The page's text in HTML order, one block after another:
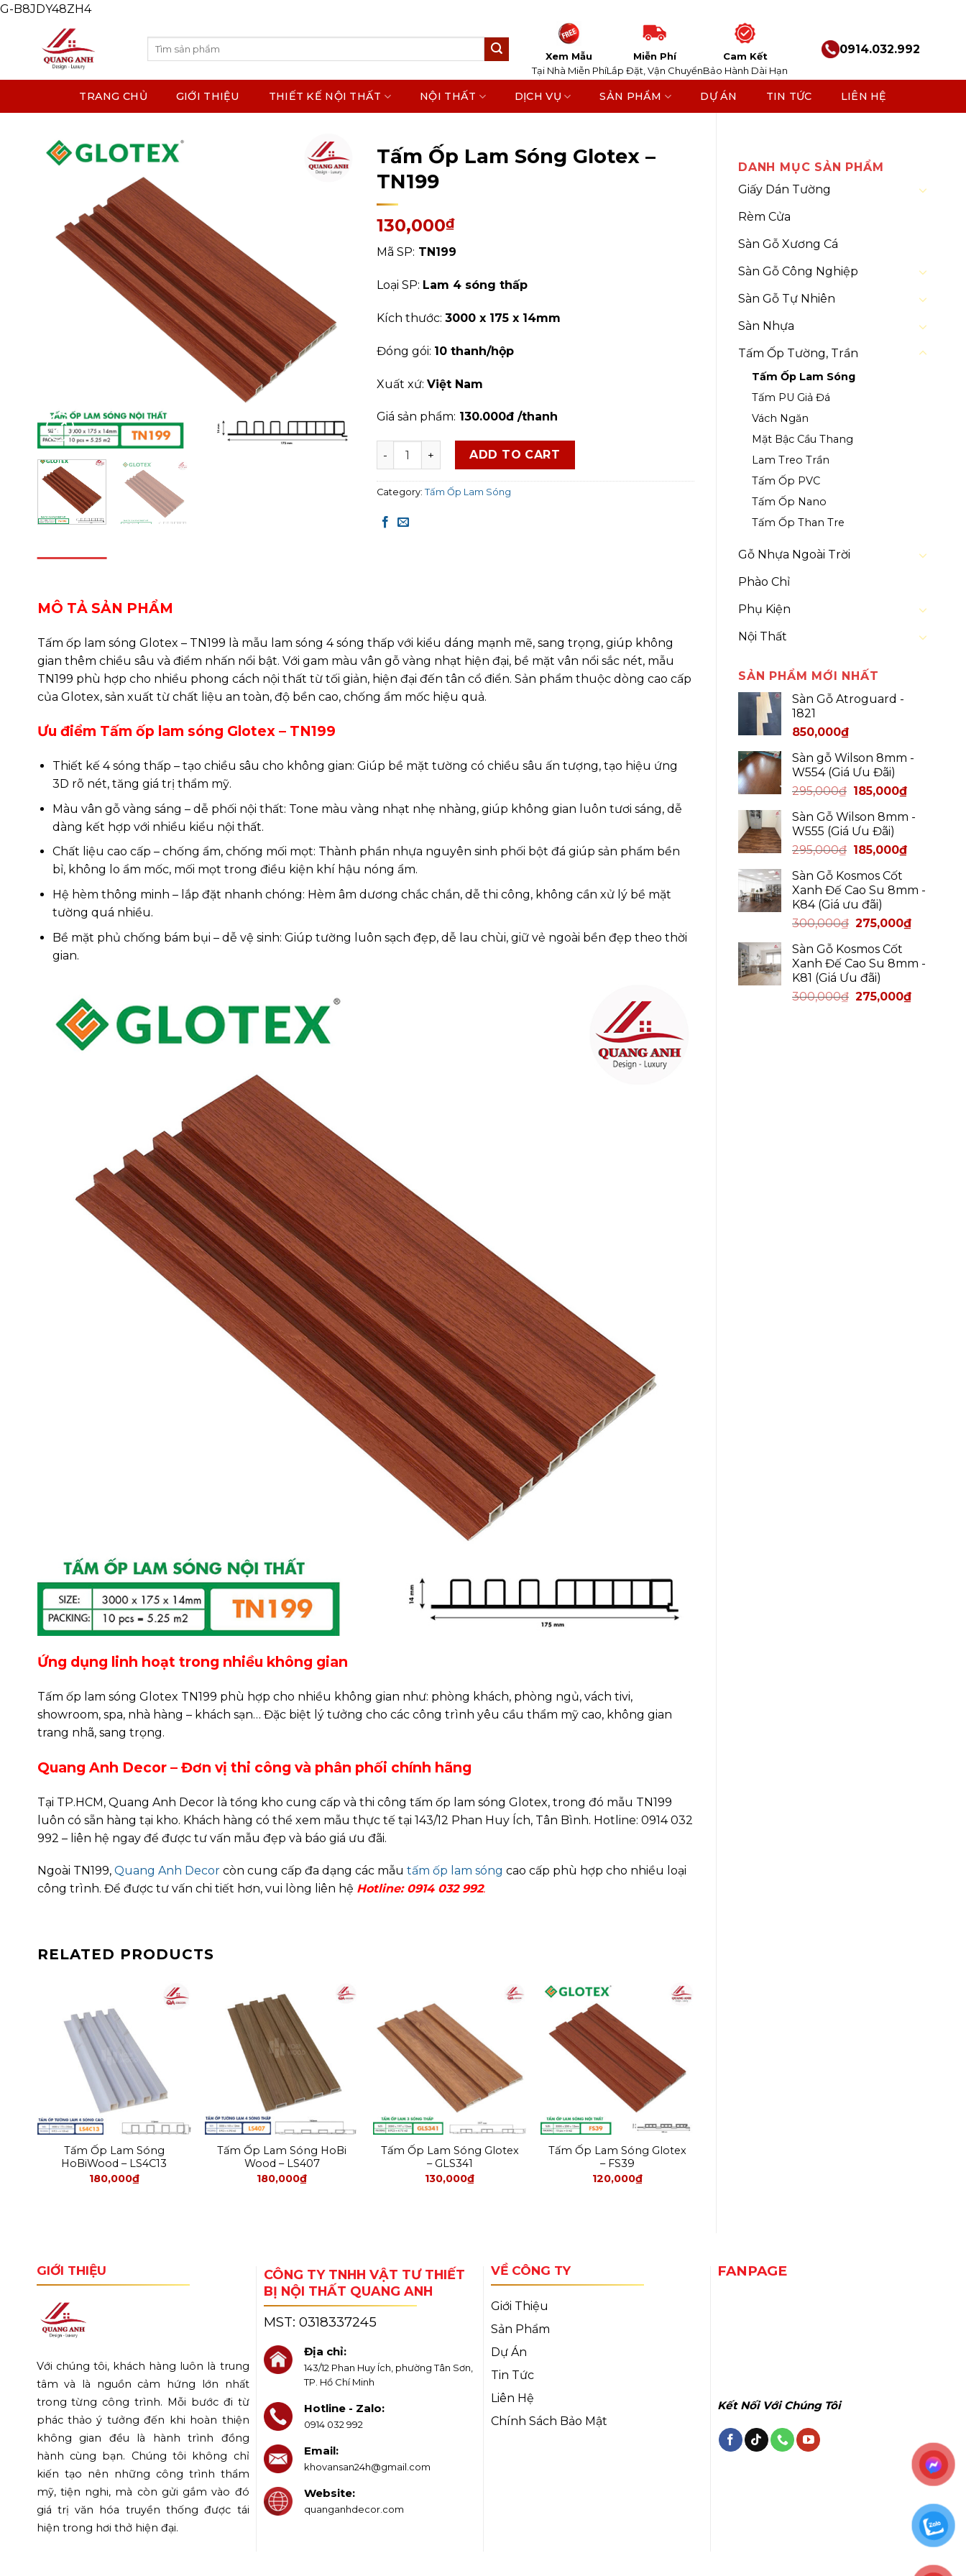
G-B8JDY48ZH4Skip
Search
Xem Mẫu
Tại Nhà Miễn Phí
Miễn Phí
Lắp Đặt, Vận Chuyển
Cam Kết
Bảo Hành Dài Hạn
0914.032.992
TRANG CHỦ GIỚI THIỆU THIẾT KẾ NỘI THẤT NỘI THẤT DỊCH VỤ SẢN PHẨM DỰ ÁN TIN TỨC LIÊN HỆ
DANH MỤC SẢN PHẨM
Giấy Dán Tường
Rèm Cửa
Sàn Gỗ Xương Cá
Sàn Gỗ Công Nghiệp
Sàn Gỗ Tự Nhiên
Sàn Nhựa
Tấm Ốp Tường, Trần
Tấm Ốp Lam Sóng
Tấm PU Giả Đá
Vách Ngăn
Mặt Bậc Cầu Thang
Lam Treo Trần
Tấm Ốp PVC
Tấm Ốp Nano
Tấm Ốp Than Tre
Gỗ Nhựa Ngoài Trời
Phào Chỉ
Phụ Kiện
Nội Thất
SẢN PHẨM MỚI NHẤT
Sàn Gỗ Atroguard -
1821
850,000₫
Sàn gỗ Wilson 8mm -
W554 (Giá Ưu Đãi)
295,000₫ 185,000₫
Sàn Gỗ Wilson 8mm -
W555 (Giá Ưu Đãi)
295,000₫ 185,000₫
Sàn Gỗ Kosmos Cốt
Xanh Đế Cao Su 8mm -
K84 (Giá ưu đãi)
300,000₫ 275,000₫
Sàn Gỗ Kosmos Cốt
Xanh Đế Cao Su 8mm -
K81 (Giá Ưu đãi)
300,000₫ 275,000₫
Tấm Ốp Lam Sóng Glotex –
TN199
130,000₫
Mã SP: TN199
Loại SP: Lam 4 sóng thấp
Kích thước: 3000 x 175 x 14mm
Đóng gói: 10 thanh/hộp
Xuất xứ: Việt Nam
Giá sản phẩm: 130.000đ /thanh
Tấm Ốp Lam Sóng Glotex - TN199 quantity
ADD TO CART
Category: Tấm Ốp Lam Sóng
MÔ TẢ SẢN PHẨM
Tấm ốp lam sóng Glotex – TN199 là mẫu lam sóng 4 sóng thấp với kiểu dáng mạnh mẽ, sang trọng, giúp không
gian thêm chiều sâu và điểm nhấn nổi bật. Với gam màu vân gỗ vàng nhạt hiện đại, bề mặt vân nổi sắc nét, mẫu
TN199 phù hợp cho nhiều phong cách nội thất từ tối giản, hiện đại đến tân cổ điển. Sản phẩm thuộc dòng cao cấp
của Glotex, sản xuất từ chất liệu an toàn, độ bền cao, chống ẩm mốc hiệu quả.
Ưu điểm Tấm ốp lam sóng Glotex – TN199
Thiết kế 4 sóng thấp – tạo chiều sâu cho không gian: Giúp bề mặt tường có chiều sâu ấn tượng, tạo hiệu ứng
3D rõ nét, tăng giá trị thẩm mỹ.
Màu vân gỗ vàng sáng – dễ phối nội thất: Tone màu vàng nhạt nhẹ nhàng, giúp không gian luôn tươi sáng, dễ
dàng kết hợp với nhiều kiểu nội thất.
Chất liệu cao cấp – chống ẩm, chống mối mọt: Thành phần nhựa nguyên sinh phối bột đá giúp sản phẩm bền
bỉ, không lo ẩm mốc, mối mọt trong điều kiện khí hậu nóng ẩm.
Hệ hèm thông minh – lắp đặt nhanh chóng: Hèm âm dương chắc chắn, dễ thi công, không cần xử lý bề mặt
tường quá nhiều.
Bề mặt phủ chống bám bụi – dễ vệ sinh: Giúp tường luôn sạch đẹp, dễ lau chùi, giữ vẻ ngoài bền đẹp theo thời
gian.
Ứng dụng linh hoạt trong nhiều không gian
Tấm ốp lam sóng Glotex TN199 phù hợp cho nhiều không gian như: phòng khách, phòng ngủ, vách tivi,
showroom, spa, nhà hàng – khách sạn… Đặc biệt lý tưởng cho các công trình yêu cầu thẩm mỹ cao, không gian
trang nhã, sang trọng.
Quang Anh Decor – Đơn vị thi công và phân phối chính hãng
Tại TP.HCM, Quang Anh Decor là tổng kho cung cấp và thi công tấm ốp lam sóng Glotex, trong đó mẫu TN199
luôn có sẵn hàng tại kho. Khách hàng có thể xem mẫu thực tế tại 143/12 Phan Huy Ích, Tân Bình. Hotline: 0914 032
992 – liên hệ ngay để được tư vấn mẫu đẹp và báo giá ưu đãi.
Ngoài TN199, Quang Anh Decor còn cung cấp đa dạng các mẫu tấm ốp lam sóng cao cấp phù hợp cho nhiều loại
công trình. Để được tư vấn chi tiết hơn, vui lòng liên hệ Hotline: 0914 032 992.
RELATED PRODUCTS
Tấm Ốp Lam Sóng
HoBiWood – LS4C13
180,000₫
Tấm Ốp Lam Sóng HoBi
Wood – LS407
180,000₫
Tấm Ốp Lam Sóng Glotex
– GLS341
130,000₫
Tấm Ốp Lam Sóng Glotex
– FS39
120,000₫
GIỚI THIỆU
Với chúng tôi, khách hàng luôn là trung
tâm và là nguồn cảm hứng lớn nhất
trong từng công trình. Mỗi bước đi từ
phác thảo ý tưởng đến khi hoàn thiện
không gian đều là hành trình đồng
hành cùng bạn. Chúng tôi không chỉ
kiến tạo nên những công trình thẩm
mỹ, tiện nghi, mà còn gửi gắm vào đó
giá trị văn hóa truyền thống được tái
hiện trong hơi thở hiện đại.
CÔNG TY TNHH VẬT TƯ THIẾT
BỊ NỘI THẤT QUANG ANH
MST:0318337245
Địa chỉ:
143/12 Phan Huy Ích, phường Tân Sơn,
TP. Hồ Chí Minh
Hotline - Zalo:
0914 032 992
Email:
khovansan24h@gmail.com
Website:
quanganhdecor.com
VỀ CÔNG TY
Giới Thiệu
Sản Phẩm
Dự Án
Tin Tức
Liên Hệ
Chính Sách Bảo Mật
FANPAGE
Kết Nối Với Chúng Tôi